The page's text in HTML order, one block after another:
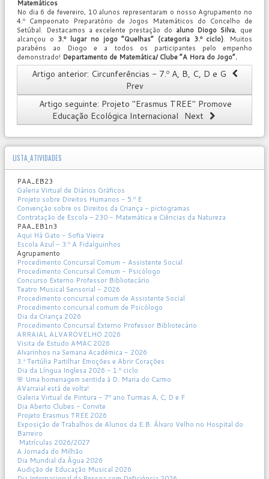
Matemáticos
No dia 6 de fevereiro, 10 alunos representaram o nosso Agrupamento no
4.º Campeonato Preparatório de Jogos Matemáticos do Concelho de
Setúbal. Destacamos a excelente prestação do aluno Diogo Silva, que
alcançou o 3.º lugar no jogo “Quelhas” (categoria 3.º ciclo). Muitos
parabéns ao Diogo e a todos os participantes pelo empenho
demonstrado! Departamento de Matemática/ Clube “A Hora do Jogo”.
Artigo anterior: Circunferências - 7.º A, B, C, D e G
Prev
Artigo seguinte: Projeto "Erasmus TREE" Promove
Educação Ecológica Internacional Next
LISTA_ATIVIDADES
PAA_EB23
Galeria Virtual de Diários Gráficos
Projeto sobre Direitos Humanos - 5.º E
Convenção sobre os Direitos da Criança - pictogramas
Contratação de Escola – 230 - Matemática e Ciências da Natureza
PAA_EB1n3
Aqui Há Gato - Sofia Vieira
Escola Azul - 3.º A Fidalguinhos
Agrupamento
Procedimento Concursal Comum - Assistente Social
Procedimento Concursal Comum - Psicólogo
Concurso Externo Professor Bibliotecário
Teatro Musical Sensorial - 2026
Procedimento concursal comum de Assistente Social
Procedimento concursal comum de Psicólogo
Dia da Criança 2026
Procedimento Concursal Externo Professor Bibliotecário
ARRAIAL ALVAROVELHO 2026
Visita de Estudo AMAC 2026
Alvarinhos na Semana Académica - 2026
3.ª Tertúlia Partilhar Emoções e Abrir Corações
Dia da Língua Inglesa 2026 - 1.º ciclo
🌸 Uma homenagem sentida à D. Maria do Carmo
AVarraial está de volta!
Galeria Virtual de Pintura - 7º ano Turmas A, C, D e F
Dia Aberto Clubes - Convite
Projeto Erasmus TREE 2026
Exposição de Trabalhos de Alunos da E.B. Álvaro Velho no Hospital do
Barreiro
Matrículas 2026/2027
A Jornada do Milhão
Dia Mundial da Água 2026
Audição de Educação Musical 2026